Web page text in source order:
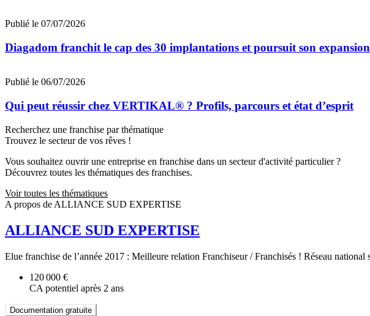
Publié le 07/07/2026
Diagadom franchit le cap des 30 implantations et poursuit son
Publié le 06/07/2026
Qui peut réussir chez VERTIKAL® ? Profils, parcours et état d’esprit
Recherchez une franchise par thématique
Trouvez le secteur de vos rêves !
Vous souhaitez ouvrir une entreprise en franchise dans un secteur d'activité particulier ?
Découvrez toutes les thématiques des franchises.
Voir toutes les thématiques
A propos de ALLIANCE SUD EXPERTISE
ALLIANCE SUD EXPERTISE
Elue franchise de l’année 2017 : Meilleure relation Franchiseur / Franchisés ! Réseau
120 000 €
CA potentiel après 2 ans
Documentation gratuite